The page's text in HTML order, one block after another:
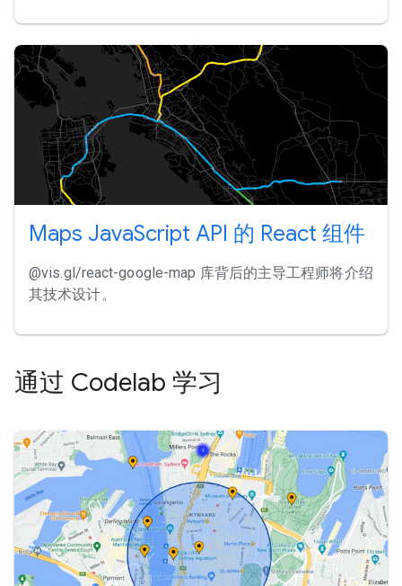
Maps JavaScript API 的 React 组件
@vis.gl/react-google-map 库背后的主导工程师将介绍
其技术设计。
通过 Codelab 学习